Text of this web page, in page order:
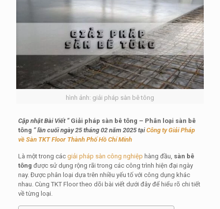
hình ảnh: giải pháp sàn bê tông
Cập nhật Bài Viết “Giải pháp sàn bê tông – Phân loại sàn bê
tông ” lần cuối ngày 25 tháng 02 năm 2025 tạiCông ty Giải Pháp
về Sàn TKT Floor Thành Phố Hồ Chí Minh
Là một trong các giải pháp sàn công nghiệp hàng đầu, sàn bê
tông được sử dụng rộng rãi trong các công trình hiện đại ngày
nay. Được phân loại dựa trên nhiều yếu tố với công dụng khác
nhau. Cùng TKT Floor theo dõi bài viết dưới đây để hiểu rõ chi tiết
về từng loại.